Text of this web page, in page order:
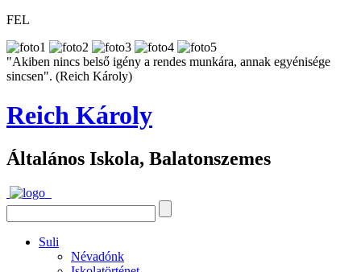
FEL
"Akiben nincs belső igény a rendes munkára, annak egyénisége
sincsen". (Reich Károly)
Reich Károly
Általános Iskola, Balatonszemes
Suli
Névadónk